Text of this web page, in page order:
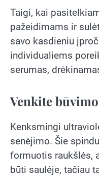
Taigi, kai
pažeidimams ir
savo kasdieniu
individualiems
serumas,
Venkite
Kenksmingi
senėjimo. Šie
formuotis raukšlės,
būti saulėje, tačiau